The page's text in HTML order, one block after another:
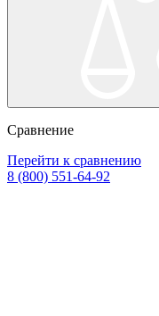
Сравнение
Перейти к сравнению
8 (800) 551-64-92